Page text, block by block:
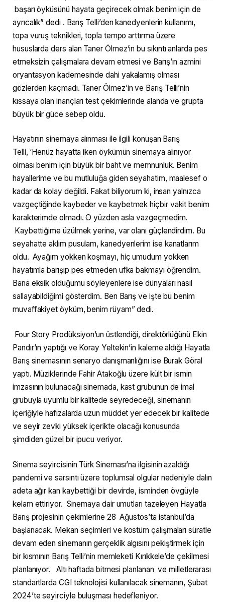
başarı öyküsünü hayata geçirecek olmak benim için de
ayrıcalık” dedi . Barış Telli’den kanedyenlerin kullanımı,
topa vuruş teknikleri, topla tempo arttırma üzere
hususlarda ders alan Taner Ölmez’in bu sıkıntı anlarda pes
etmeksizin çalışmalara devam etmesi ve Barış’ın azmini
oryantasyon kademesinde dahi yakalamış olması
gözlerden kaçmadı. Taner Ölmez’in ve Barış Telli’nin
kıssaya olan inançları test çekimlerinde alanda ve grupta
büyük bir güce sebep oldu.
Hayatının sinemaya alınması ile ilgili konuşan Barış
Telli, ‘Henüz hayatta iken öykümün sinemaya alınıyor
olması benim için büyük bir baht ve memnunluk. Benim
hayallerime ve bu mutluluğa giden seyahatim, maalesef o
kadar da kolay değildi. Fakat biliyorum ki, insan yalnızca
vazgeçtiğinde kaybeder ve kaybetmek hiçbir vakit benim
karakterimde olmadı. O yüzden asla vazgeçmedim.
Kaybettiğime üzülmek yerine, var olanı güçlendirdim. Bu
seyahatte aklım pusulam, kanedyenlerim ise kanatlarım
oldu. Ayağım yokken koşmayı, hiç umudum yokken
hayatımla barışıp pes etmeden ufka bakmayı öğrendim.
Bana eksik olduğumu söyleyenlere ise dünyaları nasıl
sallayabildiğimi gösterdim. Ben Barış ve işte bu benim
muvaffakiyet öyküm, benim rüyam” dedi.
Four Story Prodüksiyon’un üstlendiği, direktörlüğünü Ekin
Pandır’ın yaptığı ve Koray Yeltekin’in kaleme aldığı Hayatla
Barış sinemasının senaryo danışmanlığını ise Burak Göral
yaptı. Müziklerinde Fahir Atakoğlu üzere kült bir ismin
imzasının bulunacağı sinemada, kast grubunun de imal
grubuyla uyumlu bir kalitede seyredeceği, sinemanın
içeriğiyle hafızalarda uzun müddet yer edecek bir kalitede
ve seyir zevki yüksek içerikte olacağı konusunda
şimdiden güzel bir ipucu veriyor.
Sinema seyircisinin Türk Sineması’na ilgisinin azaldığı
pandemi ve sarsıntı üzere toplumsal olgular nedeniyle dalın
adeta ağır kan kaybettiği bir devirde, isminden övgüyle
kelam ettiriyor. Sinemaya dair umutları tazeleyen Hayatla
Barış projesinin çekimlerine 28 Ağustos’ta istanbul’da
başlanacak. Mekan seçimleri ve kostüm çalışmaları süratle
devam eden sinemanın gerçeklik algısını pekiştirmek için
bir kısmının Barış Telli’nin memleketi Kırıkkele’de çekilmesi
planlanıyor. Altı haftada bitmesi planlanan ve milletlerarası
standartlarda CGI teknolojisi kullanılacak sinemanın, Şubat
2024’te seyirciyle buluşması hedefleniyor.